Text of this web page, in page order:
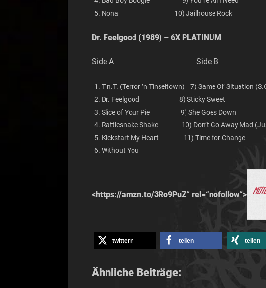
Nona 10) Jailhouse Rock
Dr. Feelgood (1989) – 6X PLATINUM
Side A Side B
T.n.T. (Terror ’n Tinseltown) 7) Same Ol’ Situation
Dr. Feelgood 8) Sticky Sweet
Slice of Your Pie 9) She Goes Down
Rattlesnake Shake 10) Don’t Go Away Mad
Kickstart My Heart 11) Time for Change
Without You
<https://amzn.to/3Ro9PuZ“ rel=“nofollow“>
twittern teilen teilen
Ähnliche Beiträge: